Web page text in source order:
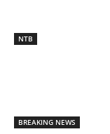
NTB
BREAKING NEWS